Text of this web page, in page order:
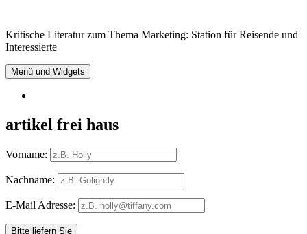
Inhalt
Kritische Literatur zum Thema Marketing: Station für Reisende und
Interessierte
Menü und Widgets
artikel frei haus
Vorname:
Nachname:
E-Mail Adresse: